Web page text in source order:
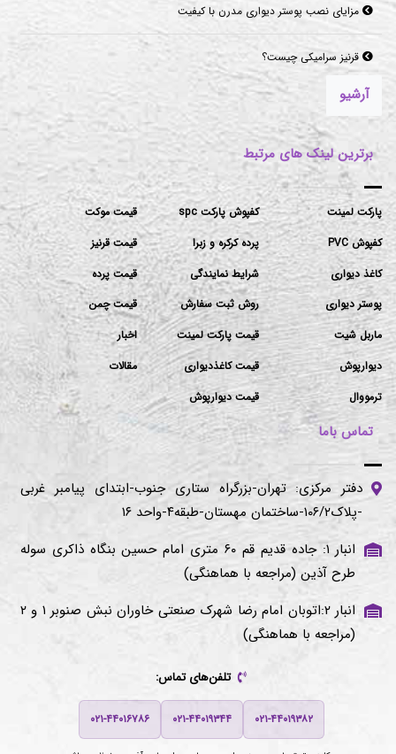
مزایای نصب پوستر دیواری مدرن با کیفیت
قرنیز سرامیکی چیست؟
آرشیو
برترین لینک های مرتبط
پارکت لمینت
کفپوش PVC
کاغذ دیواری
پوستر دیواری
ماربل شیت
دیوارپوش
ترمووال
کفپوش پارکت spc
پرده کرکره و زبرا
شرایط نمایندگی
روش ثبت سفارش
قیمت پارکت لمینت
قیمت کاغذدیواری
قیمت دیوارپوش
قیمت موکت
قیمت قرنیز
قیمت پرده
قیمت چمن
اخبار
مقالات
تماس باما
دفتر مرکزی: تهران-بزرگراه ستاری جنوب-ابتدای پیامبر غربی
-پلاک۱۰۶/۲-ساختمان مهستان-طبقه۴-واحد ۱۶
انبار ۱: جاده قدیم قم ۶۰ متری امام حسین بنگاه ذاکری سوله
طرح آذین (مراجعه با هماهنگی)
انبار ۲:اتوبان امام رضا شهرک صنعتی خاوران نبش صنوبر ۱ و ۲
(مراجعه با هماهنگی)
تلفن‌های تماس:
۰۲۱-۴۴۰۱۹۳۸۲ ۰۲۱-۴۴۰۱۹۳۴۴ ۰۲۱-۴۴۰۱۶۷۸۶